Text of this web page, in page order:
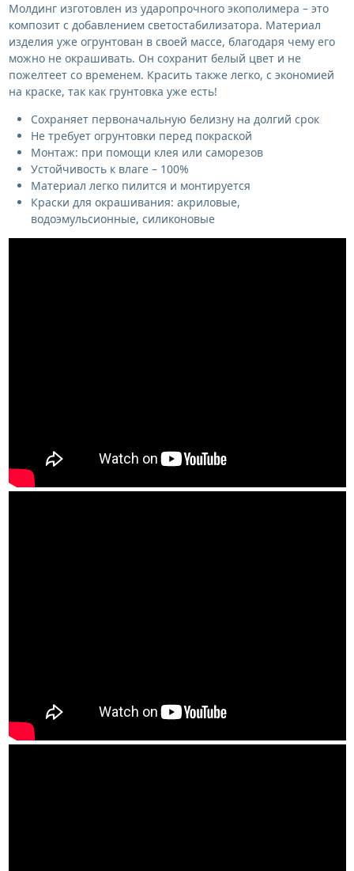
Молдинг изготовлен из ударопрочного экополимера – это
композит с добавлением светостабилизатора. Материал
изделия уже огрунтован в своей массе, благодаря чему его
можно не окрашивать. Он сохранит белый цвет и не
пожелтеет со временем. Красить также легко, с экономией
на краске, так как грунтовка уже есть!
Сохраняет первоначальную белизну на долгий срок
Не требует огрунтовки перед покраской
Монтаж: при помощи клея или саморезов
Устойчивость к влаге – 100%
Материал легко пилится и монтируется
Краски для окрашивания: акриловые,
водоэмульсионные, силиконовые